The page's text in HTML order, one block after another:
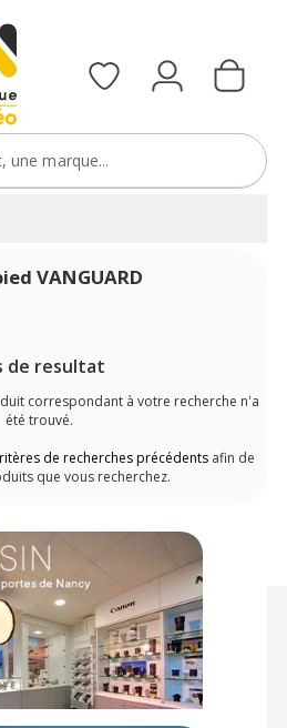
VANGUARD
de resultat
correspondant à votre recherche n'a
été trouvé.
de recherches précédentsafin de
que vous recherchez.